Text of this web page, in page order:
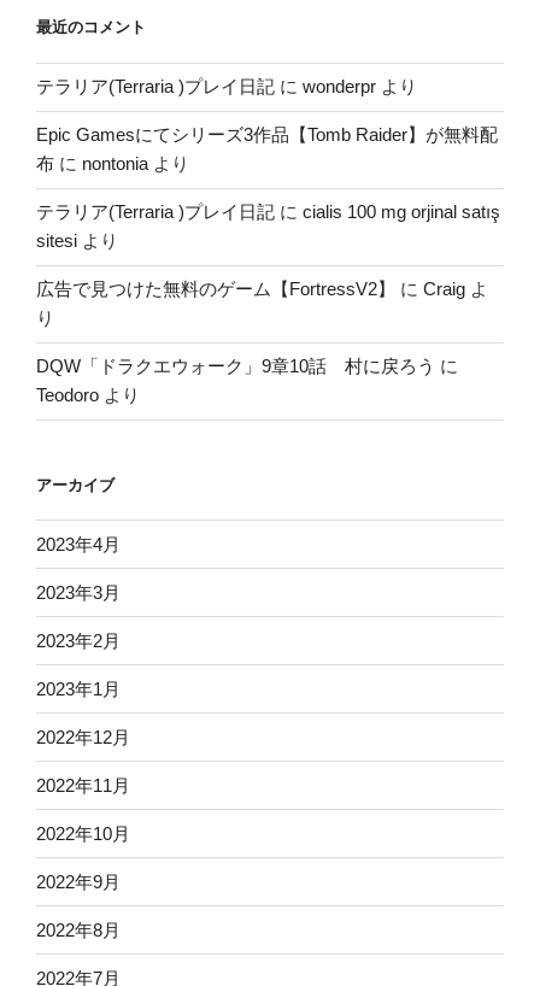
最近のコメント
テラリア(Terraria )プレイ日記 に wonderpr より
Epic Gamesにてシリーズ3作品【Tomb Raider】が無料配
布 に nontonia より
テラリア(Terraria )プレイ日記 に cialis 100 mg orjinal satış
sitesi より
広告で見つけた無料のゲーム【FortressV2】 に Craig よ
り
DQW「ドラクエウォーク」9章10話 村に戻ろう に
Teodoro より
アーカイブ
2023年4月
2023年3月
2023年2月
2023年1月
2022年12月
2022年11月
2022年10月
2022年9月
2022年8月
2022年7月